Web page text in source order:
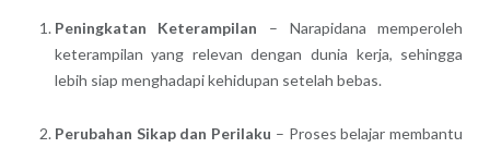
Peningkatan Keterampilan – Narapidana memperoleh
keterampilan yang relevan dengan dunia kerja, sehingga
lebih siap menghadapi kehidupan setelah bebas.
Perubahan Sikap dan Perilaku – Proses belajar membantu